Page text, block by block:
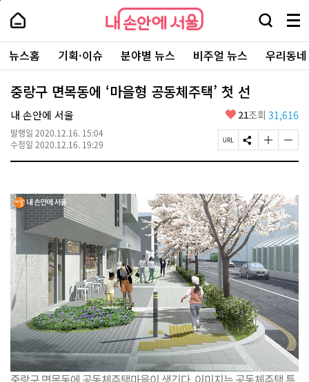
본
로
가
내
손
안
에
서
울
-
서
울
시
대
표
소
털
내
손
에
울
검
창
열
기
메
뉴
전
체
보
주
요
서
뉴스홈 기획·이슈 분야별 뉴스 비주얼 뉴스 우리동
중랑구 면목동에 ‘마을형 공동체주택’ 첫 선
내 손안에 서울
발행일 2020.12.16. 15:04
수정일 2020.12.16. 19:29
좋
요
21조회 31,616
페
이
R
L
복
사
S
N
유
하
기
글
자
크
게
변
경
하
기
글
자
작
게
변
경
하
기
페
상
단
로